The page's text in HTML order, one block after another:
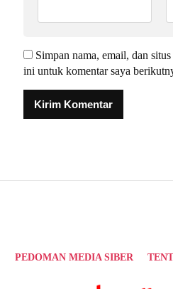
Simpan nama, email, dan
ini untuk komentar saya
PEDOMAN MEDIA SIBER